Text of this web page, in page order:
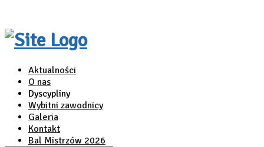
Aktualności
O nas
Dyscypliny
Wybitni zawodnicy
Galeria
Kontakt
Bal Mistrzów 2026